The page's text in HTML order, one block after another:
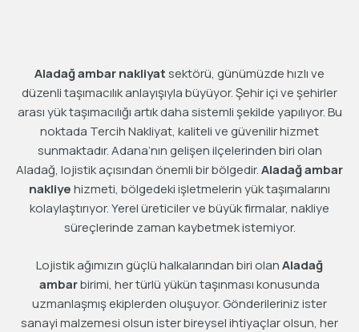
Aladağ ambar nakliyatsektörü, günümüzde hızlı ve
düzenli taşımacılık anlayışıyla büyüyor. Şehir içi ve şehirler
arası yük taşımacılığı artık daha sistemli şekilde yapılıyor. Bu
noktada Tercih Nakliyat, kaliteli ve güvenilir hizmet
sunmaktadır. Adana’nın gelişen ilçelerinden biri olan
Aladağ, lojistik açısından önemli bir bölgedir.Aladağ ambar
nakliyehizmeti, bölgedeki işletmelerin yük taşımalarını
kolaylaştırıyor. Yerel üreticiler ve büyük firmalar, nakliye
süreçlerinde zaman kaybetmek istemiyor.
Lojistik ağımızın güçlü halkalarından biri olanAladağ
ambarbirimi, her türlü yükün taşınması konusunda
uzmanlaşmış ekiplerden oluşuyor. Gönderileriniz ister
sanayi malzemesi olsun ister bireysel ihtiyaçlar olsun, her